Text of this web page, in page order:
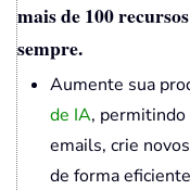
mais de 100
sempre.
Aumente sua
de IA, permitindo
emails, crie
de forma